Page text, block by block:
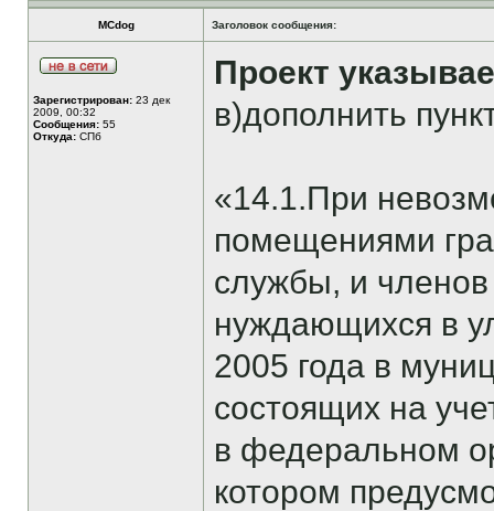
MCdog Заголовок сообщения:
Зарегистрирован: 23 дек
2009, 00:32
Сообщения: 55
Откуда: СПб
Проект
в)дополнить
«14.1.При
помещениями
службы, и
нуждающихся в
2005 года в
состоящих на
в федеральном
котором